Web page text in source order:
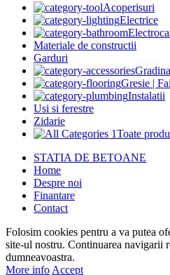
Acoperisuri
Electrice
Materiale de constructii
Garduri
Gradina
Gresie |
Instalatii
Usi si ferestre
Zidarie
Toate
STATIA DE BETOANE
Home
Despre noi
Finantare
Contact
Folosim cookies pentru a va putea
site-ul nostru. Continuarea navigarii
dumneavoastra.
More info Accept